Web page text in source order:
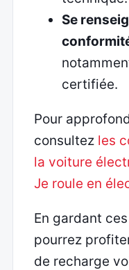
Se
certifiée.
Pour
consultez les
la voiture
Je roule en
En gardant
pourrez
de recharge